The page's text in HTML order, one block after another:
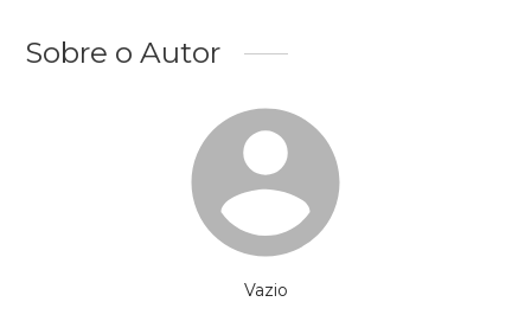
Sobre o Autor
Vazio